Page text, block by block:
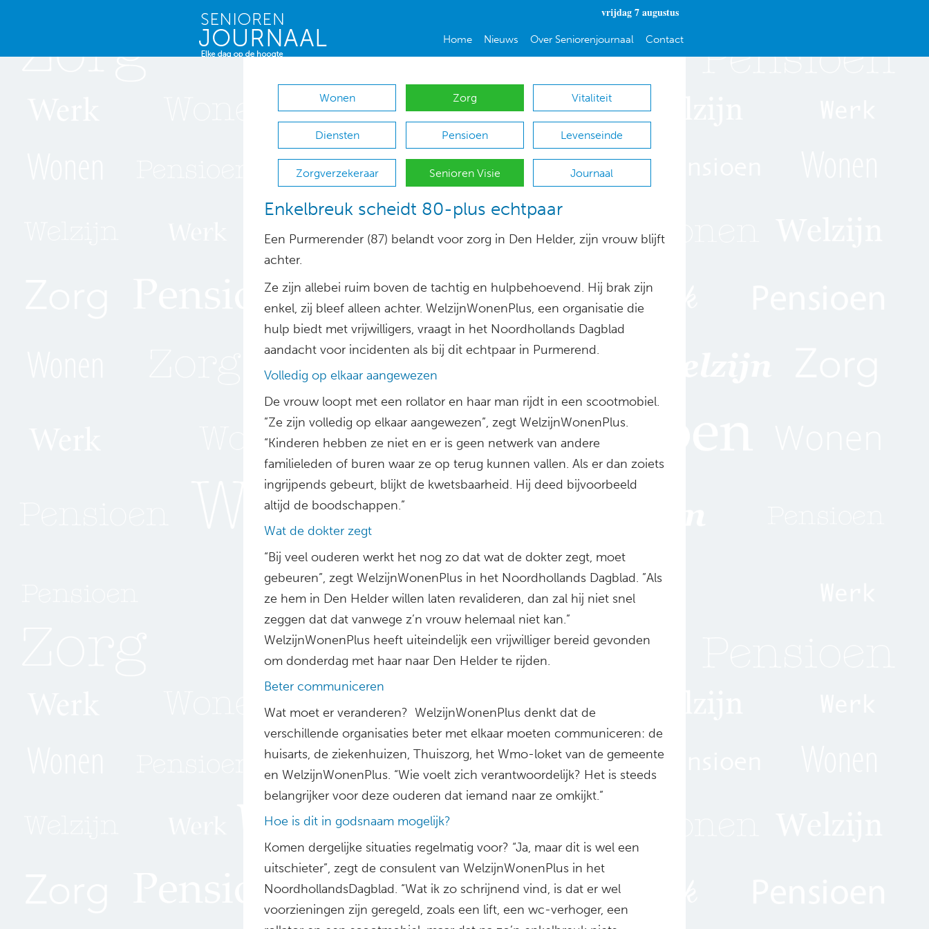
vrijdag 7 augustus
Home Nieuws Over Seniorenjournaal Contact
Wonen Zorg Vitaliteit
Diensten Pensioen Levenseinde
Zorgverzekeraar Senioren Visie Journaal
Enkelbreuk scheidt 80-plus echtpaar
Een Purmerender (87) belandt voor zorg in Den Helder, zijn vrouw blijft
achter.
Ze zijn allebei ruim boven de tachtig en hulpbehoevend. Hij brak zijn
enkel, zij bleef alleen achter. WelzijnWonenPlus, een organisatie die
hulp biedt met vrijwilligers, vraagt in het Noordhollands Dagblad
aandacht voor incidenten als bij dit echtpaar in Purmerend.
Volledig op elkaar aangewezen
De vrouw loopt met een rollator en haar man rijdt in een scootmobiel.
”Ze zijn volledig op elkaar aangewezen”, zegt WelzijnWonenPlus.
“Kinderen hebben ze niet en er is geen netwerk van andere
familieleden of buren waar ze op terug kunnen vallen. Als er dan zoiets
ingrijpends gebeurt, blijkt de kwetsbaarheid. Hij deed bijvoorbeeld
altijd de boodschappen.”
Wat de dokter zegt
“Bij veel ouderen werkt het nog zo dat wat de dokter zegt, moet
gebeuren”, zegt WelzijnWonenPlus in het Noordhollands Dagblad. ”Als
ze hem in Den Helder willen laten revalideren, dan zal hij niet snel
zeggen dat dat vanwege z’n vrouw helemaal niet kan.”
WelzijnWonenPlus heeft uiteindelijk een vrijwilliger bereid gevonden
om donderdag met haar naar Den Helder te rijden.
Beter communiceren
Wat moet er veranderen? WelzijnWonenPlus denkt dat de
verschillende organisaties beter met elkaar moeten communiceren: de
huisarts, de ziekenhuizen, Thuiszorg, het Wmo-loket van de gemeente
en WelzijnWonenPlus. “Wie voelt zich verantwoordelijk? Het is steeds
belangrijker voor deze ouderen dat iemand naar ze omkijkt.”
Hoe is dit in godsnaam mogelijk?
Komen dergelijke situaties regelmatig voor? “Ja, maar dit is wel een
uitschieter”, zegt de consulent van WelzijnWonenPlus in het
NoordhollandsDagblad. “Wat ik zo schrijnend vind, is dat er wel
voorzieningen zijn geregeld, zoals een lift, een wc-verhoger, een